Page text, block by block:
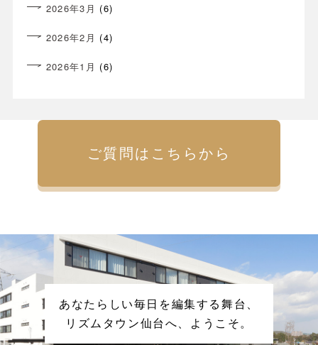
2026年3月 (6)
2026年2月 (4)
2026年1月 (6)
ご質問はこちらから
あなたらしい毎日を編集する舞台、
リズムタウン仙台へ、ようこそ。